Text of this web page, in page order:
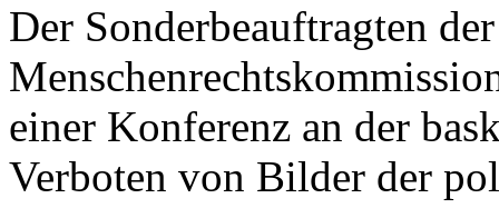
Der Sonderbeauftragten
einer Konferenz an der
Verboten von Bilder der